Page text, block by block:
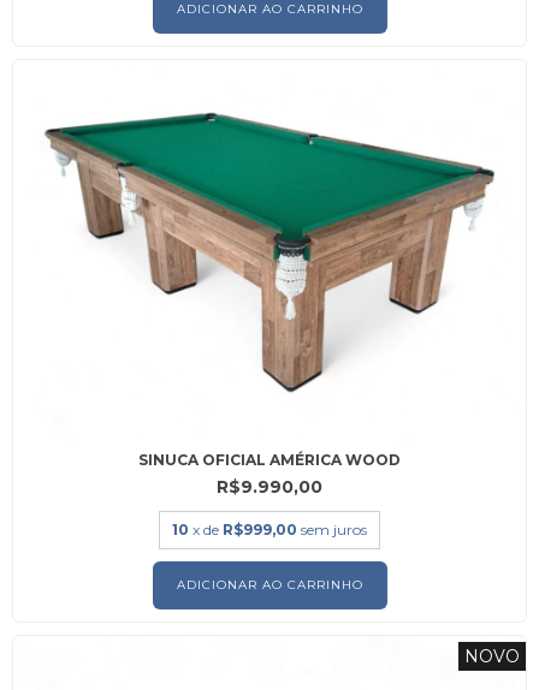
ADICIONAR AO CARRINHO
SINUCA OFICIAL AMÉRICA WOOD
R$9.990,00
10 x de R$999,00 sem juros
ADICIONAR AO CARRINHO
NOVO